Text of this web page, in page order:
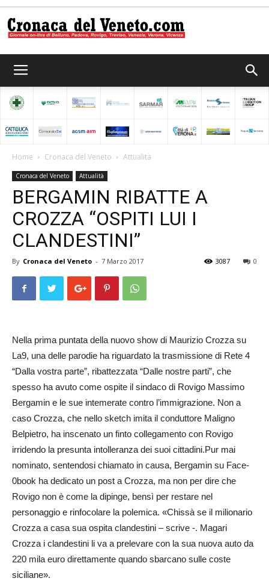
del
Home Cronaca del Veneto Attualità
Cronaca del Veneto Attualità
BERGAMIN RIBATTE A
CROZZA “OSPITI LUI I
CLANDESTINI”
By Cronaca del Veneto - 7 Marzo 2017 0
3087
Nella prima puntata della nuovo show di Maurizio Crozza su
La9, una delle parodie ha riguardato la trasmissione di Rete 4
“Dalla vostra parte”, ribattezzata “Dalle nostre parti”, che
spesso ha avuto come ospite il sindaco di Rovigo Mas­simo
Bergamin e le sue intemerate contro l’immigrazione. Non a
caso Crozza, che nello sketch imita il conduttore Maligno
Belpietro, ha inscenato un finto collegamento con Rovigo
irridendo la presunta intolleranza dei suoi cittadini.Pur mai
nominato, sentendosi chiamato in causa, Bergamin su Face­
0book ha dedicato un post a Crozza, ma non per dire che
Rovigo non è come la dipinge, bensì per restare nel
personaggio e rinfocolare la polemica. «Chissà se il milionario
Crozza a casa sua ospita clandestini – scrive -. Magari
Crozza i clandestini li va a prelevare con la sua nuova auto da
220 mila euro direttamente quando sbarcano sulle coste
siciliane».